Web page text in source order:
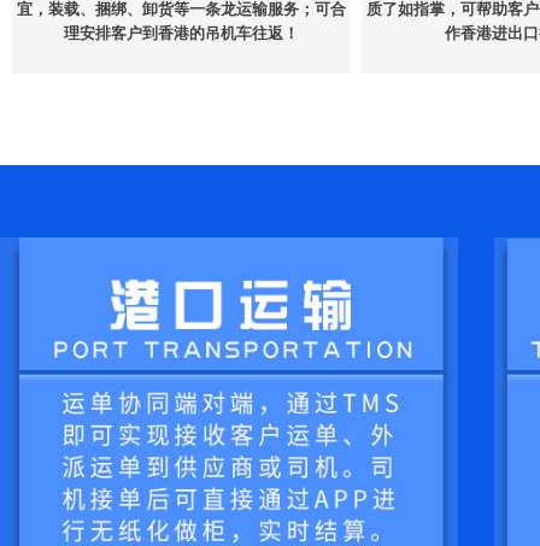
宜，装载、捆绑、卸货等一条龙运输服务；可合
理安排客户到香港的吊机车往返！
质了如指掌，可帮助客
作香港进出